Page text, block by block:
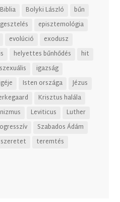
Biblia Bolyki László
bűn
episztemológia
evolúció
exodusz
helyettes bűnhődés
hit
igazság
Isten országa
Jézus
Krisztus halála
Leviticus
Luther
Szabados Ádám
szeretet
teremtés